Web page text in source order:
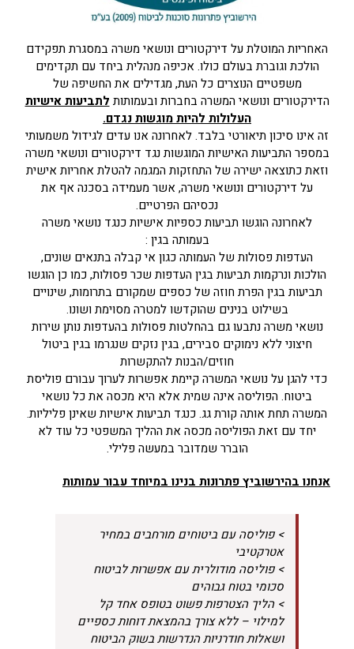
האחריות המוטלת על דירקטורים ונושאי משרה במסגרת תפקידם
הולכת וגוברת בעולם כולו. אכיפה מנהלית ביחד עם תקדימים
משפטיים הנוצרים כל העת, מגדילים את החשיפה של
הדירקטורים ונושאי המשרה בחברות ובעמותות לתביעות אישיות
העלולות להיות מוגשות נגדם.
זה אינו סיכון תיאורטי בלבד. לאחרונה אנו עדים לגידול משמעותי
במספר התביעות האישיות המוגשות נגד דירקטורים ונושאי משרה
וזאת כתוצאה ישירה של התחזקות המגמה להטלת אחריות אישית
על דירקטורים ונושאי משרה, אשר מעמידה בסכנה אף את
נכסיהם הפרטיים.
לאחרונה הוגשו תביעות כספיות אישיות כנגד נושאי משרה
בעמותה בגין :
העדפות פסולות של העמותה כגון אי קבלה בתנאים שונים,
הולכות ונרקמות תביעות בגין העדפות שכר פסולות, כמו כן הוגשו
תביעות בגין הפרת חוזה של כספים שמקורם בתרומות, שינויים
בשילוט בנינים שהוקדשו למטרה מסוימת ושונו.
נושאי משרה נתבעו גם בהחלטות פסולות בהעדפות נותן שירות
חיצוני ללא נימוקים סבירים, בגין נזקים שנגרמו בגין ביטול
חוזים/הבנות להתקשרות
כדי להגן על נושאי המשרה קיימת אפשרות לערוך עבורם פוליסת
ביטוח. הפוליסה אינה שמית אלא היא מכסה את כל נושאי
המשרה תחת אותה קורת גג. כנגד תביעות אישיות שאינן פליליות.
יחד עם זאת הפוליסה מכסה את ההליך המשפטי כל עוד לא
הוברר שמדובר במעשה פלילי.
אנחנו בהירשוביץ פתרונות בנינו במיוחד עבור עמותות
> פוליסה עם ביטוחים מורחבים במחיר
אטרקטיבי
> פוליסה מודולרית עם אפשרות לביטוח
סכומי בטוח גבוהים
> הליך הצטרפות פשוט בטופס אחד קל
למילוי – ללא צורך בהמצאת דוחות כספיים
ושאלות חודרניות הנדרשות בשוק הביטוח